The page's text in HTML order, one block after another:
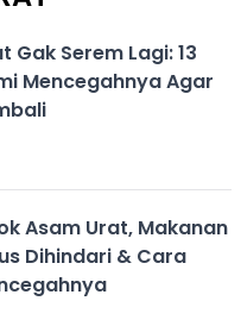
Gak Serem Lagi: 13
Mencegahnya Agar
Asam Urat, Makanan
Dihindari & Cara